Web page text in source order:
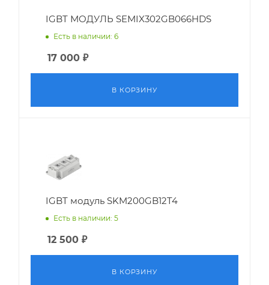
IGBT МОДУЛЬ SEMIX302GB066HDS
Есть в наличии: 6
17 000 ₽
В КОРЗИНУ
IGBT модуль SKM200GB12T4
Есть в наличии: 5
12 500 ₽
В КОРЗИНУ